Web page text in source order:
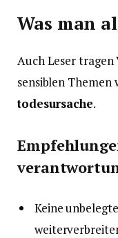
Was man
Auch Leser
sensiblen Themen
todesursache.
Keine